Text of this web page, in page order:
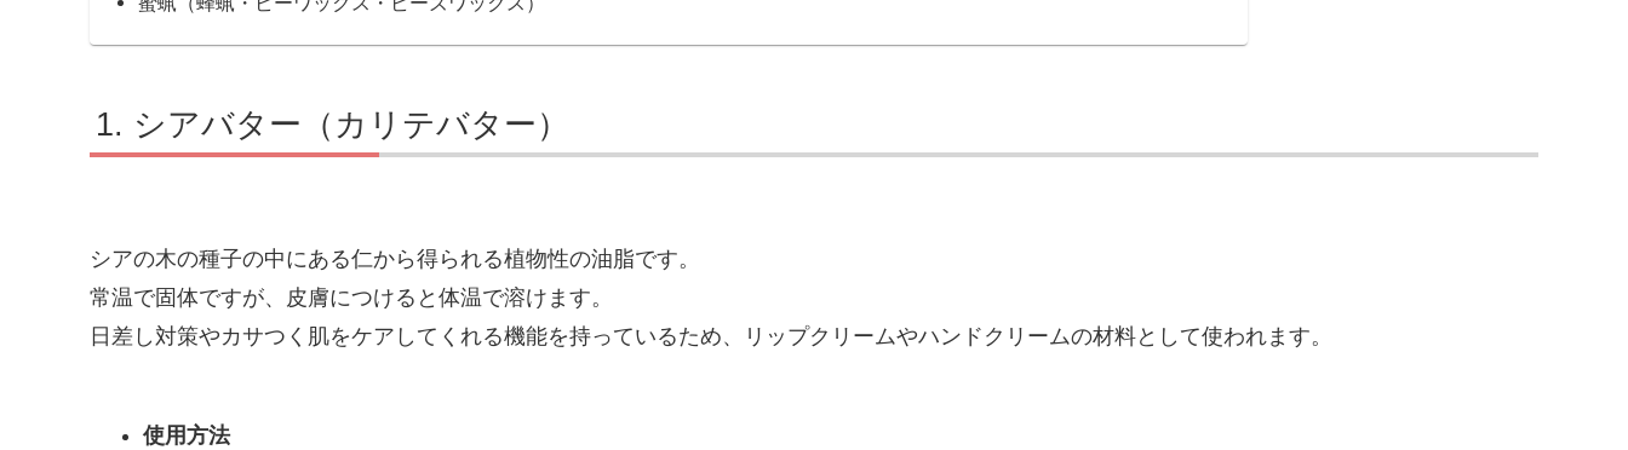
シアバター（カリテバター）
シアの木の種子の中にある仁から得られる植物性の油脂です。
常温で固体ですが、皮膚につけると体温で溶けます。
日差し対策やカサつく肌をケアしてくれる機能を持っているため、リップクリームやハンドクリームの材料として使われます。
使用方法